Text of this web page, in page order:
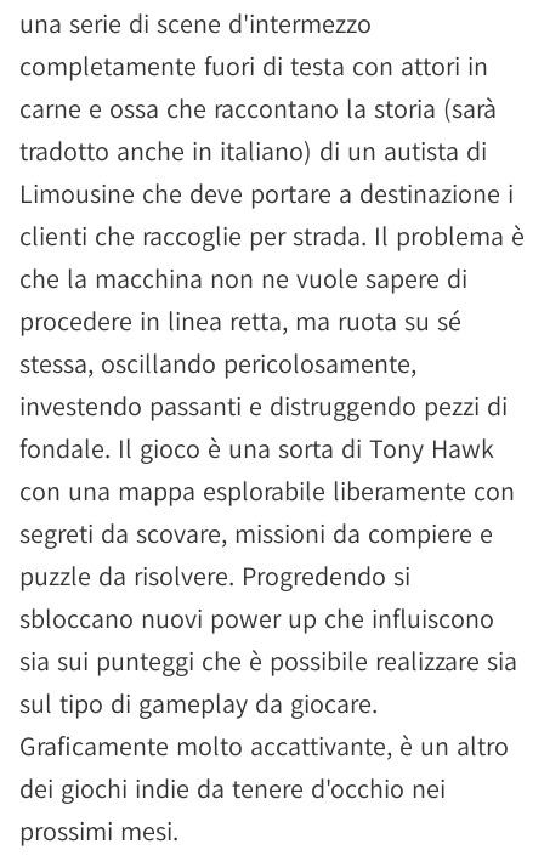
una serie di scene d'intermezzo
completamente fuori di testa con attori in
carne e ossa che raccontano la storia (sarà
tradotto anche in italiano) di un autista di
Limousine che deve portare a destinazione i
clienti che raccoglie per strada. Il problema è
che la macchina non ne vuole sapere di
procedere in linea retta, ma ruota su sé
stessa, oscillando pericolosamente,
investendo passanti e distruggendo pezzi di
fondale. Il gioco è una sorta di Tony Hawk
con una mappa esplorabile liberamente con
segreti da scovare, missioni da compiere e
puzzle da risolvere. Progredendo si
sbloccano nuovi power up che influiscono
sia sui punteggi che è possibile realizzare sia
sul tipo di gameplay da giocare.
Graficamente molto accattivante, è un altro
dei giochi indie da tenere d'occhio nei
prossimi mesi.